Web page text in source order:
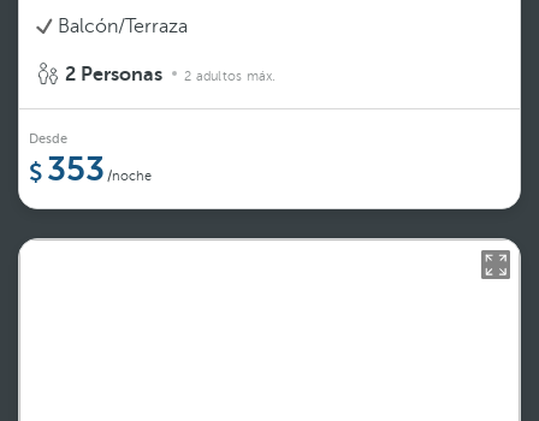
Balcón/Terraza
2 Personas 2 adultos máx.
Desde
353 /noche